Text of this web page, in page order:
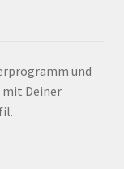
und
mit Deiner